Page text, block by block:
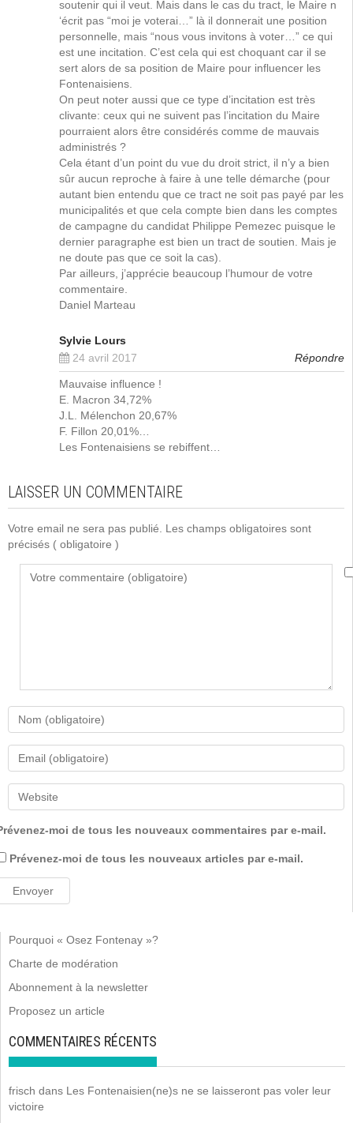
soutenir qui il veut. Mais dans le cas du tract, le Maire n
‘écrit pas “moi je voterai…” là il donnerait une position
personnelle, mais “nous vous invitons à voter…” ce qui
est une incitation. C’est cela qui est choquant car il se
sert alors de sa position de Maire pour influencer les
Fontenaisiens.
On peut noter aussi que ce type d’incitation est très
clivante: ceux qui ne suivent pas l’incitation du Maire
pourraient alors être considérés comme de mauvais
administrés ?
Cela étant d’un point du vue du droit strict, il n’y a bien
sûr aucun reproche à faire à une telle démarche (pour
autant bien entendu que ce tract ne soit pas payé par les
municipalités et que cela compte bien dans les comptes
de campagne du candidat Philippe Pemezec puisque le
dernier paragraphe est bien un tract de soutien. Mais je
ne doute pas que ce soit la cas).
Par ailleurs, j’apprécie beaucoup l’humour de votre
commentaire.
Daniel Marteau
Sylvie Lours
24 avril 2017
Répondre
Mauvaise influence !
E. Macron 34,72%
J.L. Mélenchon 20,67%
F. Fillon 20,01%…
Les Fontenaisiens se rebiffent…
LAISSER UN COMMENTAIRE
Votre email ne sera pas publié. Les champs obligatoires sont
précisés ( obligatoire )
moi de tous les nouveaux commentaires par e-mail.
Prévenez-moi de tous les nouveaux articles par e-mail.
Pourquoi « Osez Fontenay »?
Charte de modération
Abonnement à la newsletter
Proposez un article
COMMENTAIRES RÉCENTS
frisch dans Les Fontenaisien(ne)s ne se laisseront pas voler leur
victoire